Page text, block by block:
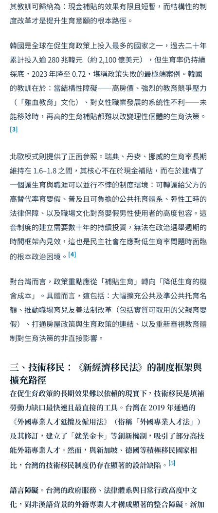
其教訓可歸納為：現金補貼的效果有限且短暫，而結構性的制
度改革才是提升生育意願的根本路徑。
韓國是全球在促生育政策上投入最多的國家之一，過去二十年
累計投入逾 280 兆韓元（約 2,100 億美元），但生育率仍持續
探底，2023 年降至 0.72，堪稱政策失敗的最極端案例。韓國
的教訓在於：當結構性障礙——高房價、強烈的教育競爭壓力
（「雞血教育」文化）、對女性職業發展的系統性不利——未
能移除時，再高的生育補貼都難以改變理性個體的生育決策。
[3]
北歐模式則提供了正面參照。瑞典、丹麥、挪威的生育率長期
維持在 1.6–1.8 之間，其核心不在於現金補貼，而在於建構了
一個讓生育與職涯可以並行不悖的制度環境：可轉讓給父方的
高替代率育嬰假、普及且可負擔的公共托育體系、彈性工時的
法律保障、以及職場文化對育嬰假男性使用者的高度包容。這
套制度的建立需要數十年的持續投資，無法在政治選舉週期的
時間框架內見效，這也是民主社會在應對低生育率問題時面臨
的根本政治困境。 [4]
對台灣而言，政策重點應從「補貼生育」轉向「降低生育的機
會成本」。具體而言，這包括：大幅擴充公共及準公共托育名
額、推動職場育兒友善法制改革（包括實質可取用的父親育嬰
假）、打通房屋政策與生育政策的連結、以及重新審視教育體
制對生育決策的非直接影響。
三、技術移民：《新經濟移民法》的制度框架與
擴充路徑
在促生育政策的長期效果難以依賴的現實下，技術移民是填補
勞動力缺口最快速且最直接的工具。台灣在 2019 年通過的
《外國專業人才延攬及僱用法》（俗稱「外國專業人才法」）
及其修訂，建立了「就業金卡」等創新機制，吸引了部分高技
能外籍專業人才。然而，與新加坡、德國等積極移民國家相
比，台灣的技術移民制度仍存在顯著的設計缺陷。 [5]
語言障礙。 台灣的政府服務、法律體系與日常行政高度中文
化，對非漢語背景的外籍專業人才構成顯著的整合障礙。新加